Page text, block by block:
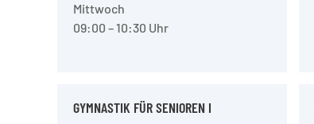
Mittwoch
09:00 – 10:30 Uhr
GYMNASTIK FÜR SENIOREN I